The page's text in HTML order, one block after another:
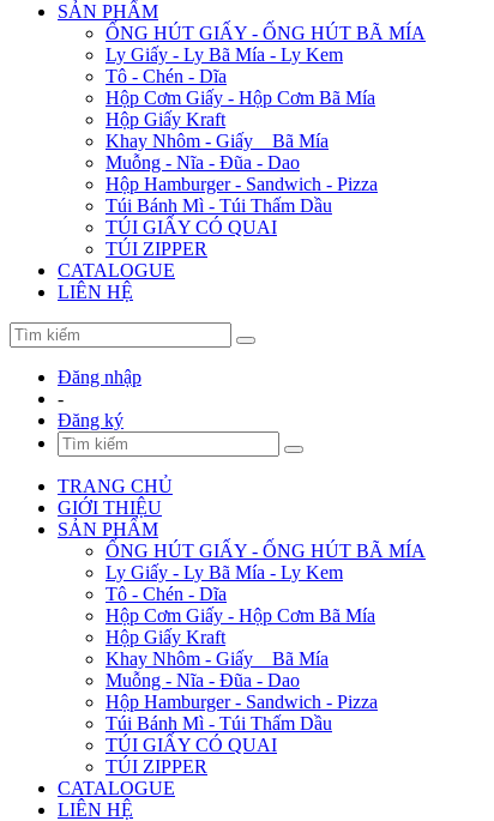
SẢN PHẨM
ỐNG HÚT GIẤY - ỐNG HÚT BÃ MÍA
Ly Giấy - Ly Bã Mía - Ly Kem
Tô - Chén - Dĩa
Hộp Cơm Giấy - Hộp Cơm Bã Mía
Hộp Giấy Kraft
Khay Nhôm - Giấy _ Bã Mía
Muỗng - Nĩa - Đũa - Dao
Hộp Hamburger - Sandwich - Pizza
Túi Bánh Mì - Túi Thấm Dầu
TÚI GIẤY CÓ QUAI
TÚI ZIPPER
CATALOGUE
LIÊN HỆ
Đăng nhập
-
Đăng ký
TRANG CHỦ
GIỚI THIỆU
SẢN PHẨM
ỐNG HÚT GIẤY - ỐNG HÚT BÃ MÍA
Ly Giấy - Ly Bã Mía - Ly Kem
Tô - Chén - Dĩa
Hộp Cơm Giấy - Hộp Cơm Bã Mía
Hộp Giấy Kraft
Khay Nhôm - Giấy _ Bã Mía
Muỗng - Nĩa - Đũa - Dao
Hộp Hamburger - Sandwich - Pizza
Túi Bánh Mì - Túi Thấm Dầu
TÚI GIẤY CÓ QUAI
TÚI ZIPPER
CATALOGUE
LIÊN HỆ